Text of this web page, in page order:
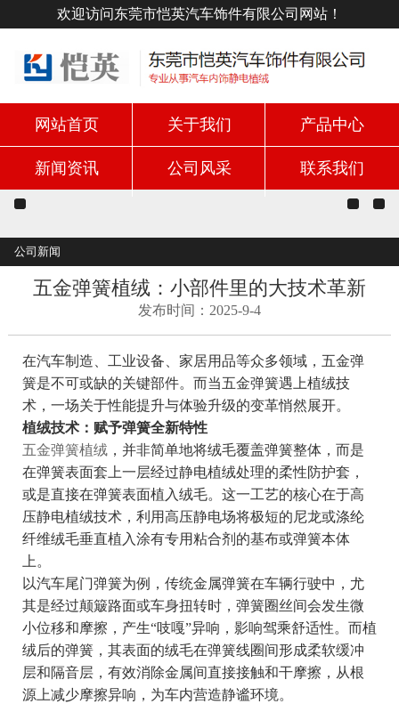
欢迎访问东莞市恺英汽车饰件有限公司网站！
网站首页 关于我们 产品中心
新闻资讯 公司风采 联系我们
公司新闻
五金弹簧植绒：小部件里的大技术革新
发布时间：2025-9-4
在汽车制造、工业设备、家居用品等众多领域，五金弹
簧是不可或缺的关键部件。而当五金弹簧遇上植绒技
术，一场关于性能提升与体验升级的变革悄然展开。
植绒技术：赋予弹簧全新特性
五金弹簧植绒，并非简单地将绒毛覆盖弹簧整体，而是
在弹簧表面套上一层经过静电植绒处理的柔性防护套，
或是直接在弹簧表面植入绒毛。这一工艺的核心在于高
压静电植绒技术，利用高压静电场将极短的尼龙或涤纶
纤维绒毛垂直植入涂有专用粘合剂的基布或弹簧本体
上。
以汽车尾门弹簧为例，传统金属弹簧在车辆行驶中，尤
其是经过颠簸路面或车身扭转时，弹簧圈丝间会发生微
小位移和摩擦，产生“吱嘎”异响，影响驾乘舒适性。而植
绒后的弹簧，其表面的绒毛在弹簧线圈间形成柔软缓冲
层和隔音层，有效消除金属间直接接触和干摩擦，从根
源上减少摩擦异响，为车内营造静谧环境。